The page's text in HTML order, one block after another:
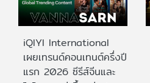
iQIYI International
เผยเทรนด์คอนเทนต์ครึ่งปี
แรก 2026 ซีรีส์จีนและ